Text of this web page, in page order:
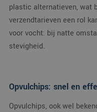
plastic alternatieven, wat
verzendtarieven een rol
voor vocht: bij natte
stevigheid.
Opvulchips: snel en
Opvulchips, ook wel